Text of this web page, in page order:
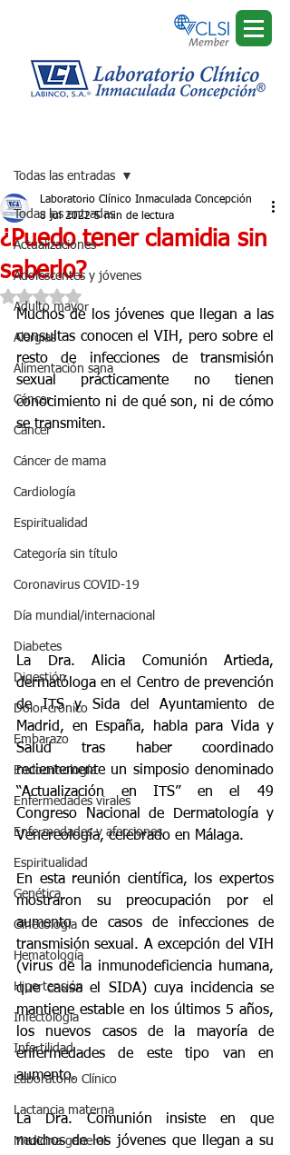
Todas las entradas
Actualizaciones
Adolescentes y jóvenes
Adulto mayor
Alergias
Alimentación sana
Cáncer
Cáncer
Cáncer de mama
Cardiología
Espiritualidad
Categoría sin título
Coronavirus COVID-19
Día mundial/internacional
Diabetes
Digestión
Dolor crónico
Embarazo
Endocrinología
Enfermedades virales
Enfermedades y afecciones
Espiritualidad
Genética
Ginecología
Hematología
Hipertensión
Infectologia
Infertilidad
Laboratorio Clínico
Lactancia materna
Medicina general
Todas las entradas
¿Puedo tener clamidia sin
saberlo?
Laboratorio Clínico Inmaculada Concepción
8 jul 2022 5 min de lectura
Obtuvo NaN de 5 estrellas.
Muchos de los jóvenes que llegan a las
consultas conocen el VIH, pero sobre el
resto de infecciones de transmisión
sexual prácticamente no tienen
conocimiento ni de qué son, ni de cómo
se transmiten.
La Dra. Alicia Comunión Artieda,
dermatóloga en el Centro de prevención
de ITS y Sida del Ayuntamiento de
Madrid, en España, habla para Vida y
Salud tras haber coordinado
recientemente un simposio denominado
“Actualización en ITS” en el 49
Congreso Nacional de Dermatología y
Venereología, celebrado en Málaga.
En esta reunión científica, los expertos
mostraron su preocupación por el
aumento de casos de infecciones de
transmisión sexual. A excepción del VIH
(virus de la inmunodeficiencia humana,
que causa el SIDA) cuya incidencia se
mantiene estable en los últimos 5 años,
los nuevos casos de la mayoría de
enfermedades de este tipo van en
aumento.
La Dra. Comunión insiste en que
muchos de los jóvenes que llegan a su